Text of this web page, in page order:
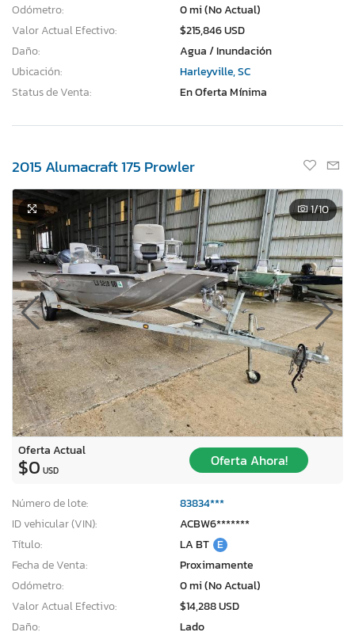
Odómetro:
0 mi (No Actual)
Valor Actual Efectivo:
$215,846 USD
Daño:
Agua / Inundación
Ubicación:
Harleyville, SC
Status de Venta:
En Oferta Mínima
2015 Alumacraft 175 Prowler
1/10
Oferta Actual
$0 USD
Oferta Ahora!
Número de lote:
83834***
ID vehicular (VIN):
ACBW6*******
Título:
LA BT E
Fecha de Venta:
Proximamente
Odómetro:
0 mi (No Actual)
Valor Actual Efectivo:
$14,288 USD
Daño:
Lado